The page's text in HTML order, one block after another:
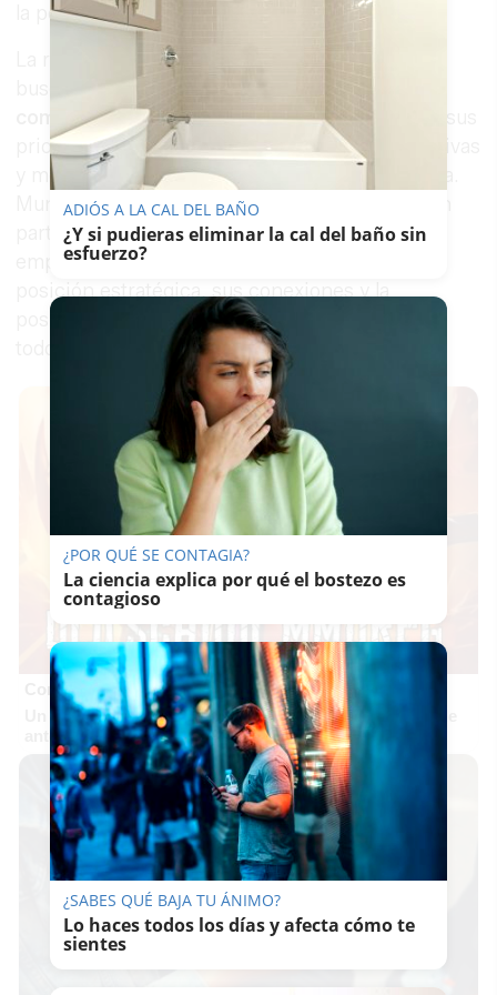
la población.
La realidad ya no afecta únicamente a quienes
comprador de segunda viviendaha cambiado sus
prioridades, ampliando el mapa de zonas atractivas
y modificando el perfil tradicional de la demanda.
Municipios del litoral siguen concentrando gran
parte del interés, pero ciudades comoJerez
empiezan aganar protagonismo
posición estratégica, sus conexiones y la
posibilidad de disfrutar de la provincia durante
Corepunk MMORPG
Un verdadero MMORPG de la vieja escuela ¡Cómo los de
antes, pero mejor!
ADIÓS A LA CAL DEL BAÑO
¿Y si pudieras eliminar la cal del baño sin
esfuerzo?
¿POR QUÉ SE CONTAGIA?
La ciencia explica por qué el bostezo es
contagioso
¿SABES QUÉ BAJA TU ÁNIMO?
Lo haces todos los días y afecta cómo te
sientes